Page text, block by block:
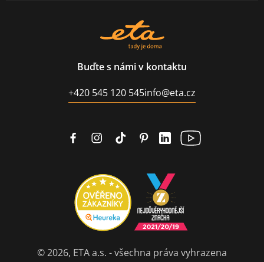
Buďte s námi v kontaktu
+420 545 120 545info@eta.cz
© 2026, ETA a.s. - všechna práva vyhrazena